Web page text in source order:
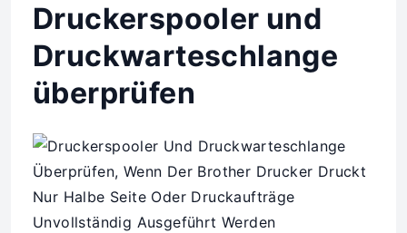
Druckerspooler und
Druckwarteschlange
überprüfen